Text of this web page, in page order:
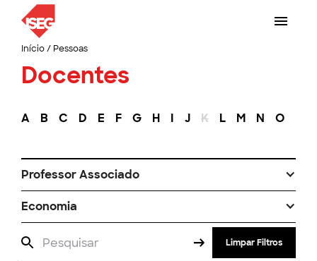
Início/ Pessoas
Docentes
A B C D E F G H I J K L M N O
Professor Associado
Economia
Limpar Filtros